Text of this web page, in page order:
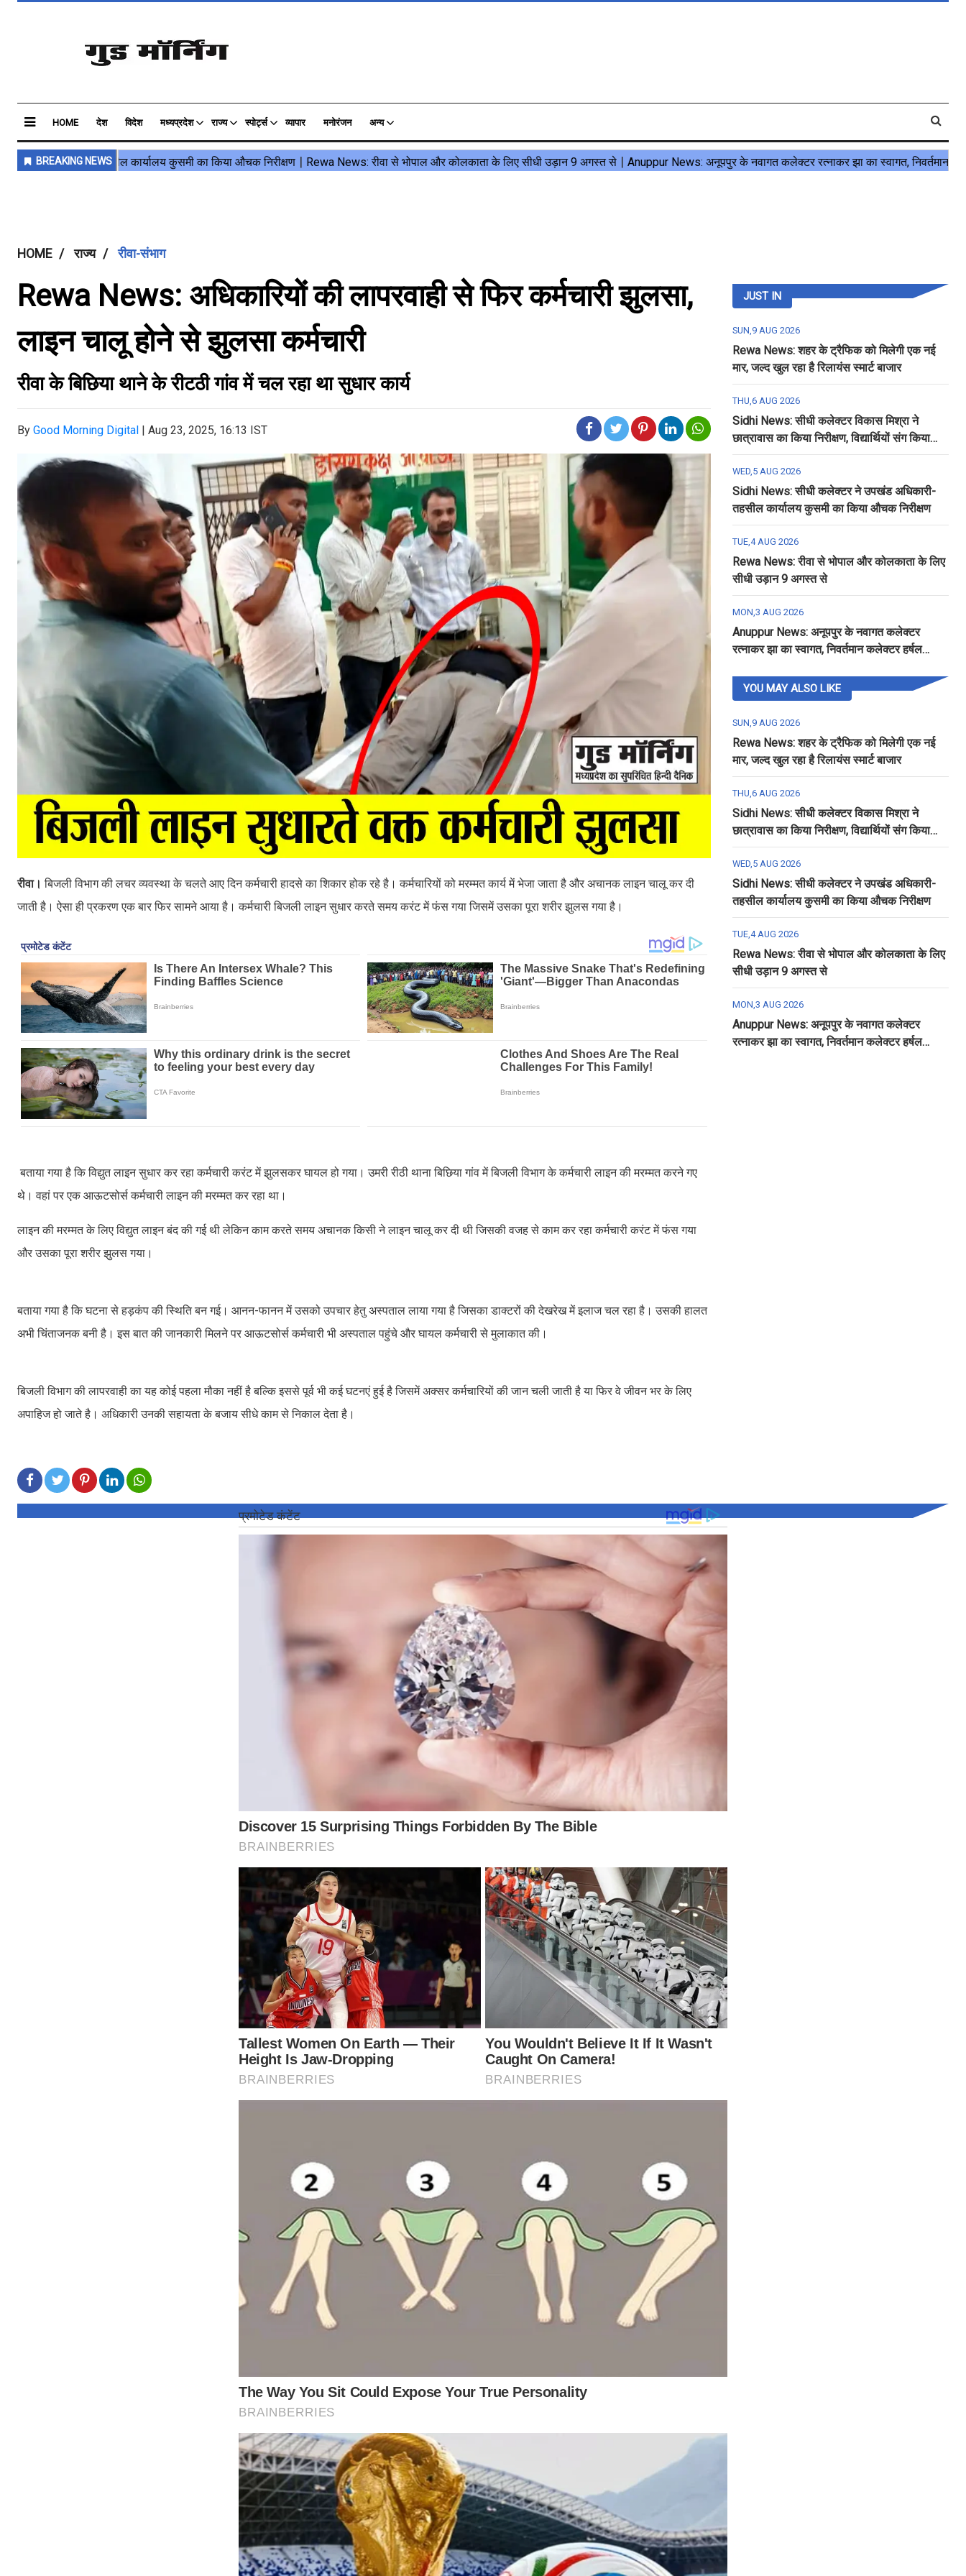
HOME देश विदेश मध्यप्रदेश राज्य स्पोर्ट्स व्यापार मनोरंजन अन्य
HOME राज्य रीवा-संभाग
Rewa News: अधिकारियों की लापरवाही से फिर कर्मचारी झुलसा,
लाइन चालू होने से झुलसा कर्मचारी
रीवा के बिछिया थाने के रीटठी गांव में चल रहा था सुधार कार्य
By Good Morning Digital | Aug 23, 2025, 16:13 IST
रीवा।बिजली विभाग की लचर व्यवस्था के चलते आए दिन कर्मचारी हादसे का शिकार होक रहे है। कर्मचारियों को मरम्मत कार्य में भेजा जाता है और अचानक लाइन चालू कर दी
जाती है। ऐसा ही प्रकरण एक बार फिर सामने आया है। कर्मचारी बिजली लाइन सुधार करते समय करंट में फंस गया जिसमें उसका पूरा शरीर झुलस गया है।
बताया गया है कि विद्युत लाइन सुधार कर रहा कर्मचारी करंट में झुलसकर घायल हो गया। उमरी रीठी थाना बिछिया गांव में बिजली विभाग के कर्मचारी लाइन की मरम्मत करने गए
थे। वहां पर एक आऊटसोर्स कर्मचारी लाइन की मरम्मत कर रहा था।
लाइन की मरम्मत के लिए विद्युत लाइन बंद की गई थी लेकिन काम करते समय अचानक किसी ने लाइन चालू कर दी थी जिसकी वजह से काम कर रहा कर्मचारी करंट में फंस गया
और उसका पूरा शरीर झुलस गया।
बताया गया है कि घटना से हड़कंप की स्थिति बन गई। आनन-फानन में उसको उपचार हेतु अस्पताल लाया गया है जिसका डाक्टरों की देखरेख में इलाज चल रहा है। उसकी हालत
अभी चिंताजनक बनी है। इस बात की जानकारी मिलने पर आऊटसोर्स कर्मचारी भी अस्पताल पहुंचे और घायल कर्मचारी से मुलाकात की।
बिजली विभाग की लापरवाही का यह कोई पहला मौका नहीं है बल्कि इससे पूर्व भी कई घटनएं हुई है जिसमें अक्सर कर्मचारियों की जान चली जाती है या फिर वे जीवन भर के लिए
अपाहिज हो जाते है। अधिकारी उनकी सहायता के बजाय सीधे काम से निकाल देता है।
JUST IN
SUN,9 AUG 2026
Rewa News: शहर के ट्रैफिक को मिलेगी एक नई
मार, जल्द खुल रहा है रिलायंस स्मार्ट बाजार
THU,6 AUG 2026
Sidhi News: सीधी कलेक्टर विकास मिश्रा ने
छात्रावास का किया निरीक्षण, विद्यार्थियों संग किया
रात्रि भोजन
WED,5 AUG 2026
Sidhi News: सीधी कलेक्टर ने उपखंड अधिकारी-
तहसील कार्यालय कुसमी का किया औचक निरीक्षण
TUE,4 AUG 2026
Rewa News: रीवा से भोपाल और कोलकाता के लिए
सीधी उड़ान 9 अगस्त से
MON,3 AUG 2026
Anuppur News: अनूपपुर के नवागत कलेक्टर
रत्नाकर झा का स्वागत, निवर्तमान कलेक्टर हर्षल
YOU MAY ALSO LIKE
SUN,9 AUG 2026
Rewa News: शहर के ट्रैफिक को मिलेगी एक नई
मार, जल्द खुल रहा है रिलायंस स्मार्ट बाजार
THU,6 AUG 2026
Sidhi News: सीधी कलेक्टर विकास मिश्रा ने
छात्रावास का किया निरीक्षण, विद्यार्थियों संग किया
रात्रि भोजन
WED,5 AUG 2026
Sidhi News: सीधी कलेक्टर ने उपखंड अधिकारी-
तहसील कार्यालय कुसमी का किया औचक निरीक्षण
TUE,4 AUG 2026
Rewa News: रीवा से भोपाल और कोलकाता के लिए
सीधी उड़ान 9 अगस्त से
MON,3 AUG 2026
Anuppur News: अनूपपुर के नवागत कलेक्टर
रत्नाकर झा का स्वागत, निवर्तमान कलेक्टर हर्षल